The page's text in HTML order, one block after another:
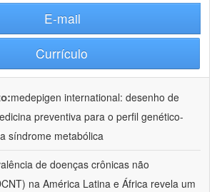
E-mail
Currículo
medepigen international: desenho de
preventiva para o perfil genético-
síndrome metabólica
de doenças crônicas não
na América Latina e África revela um